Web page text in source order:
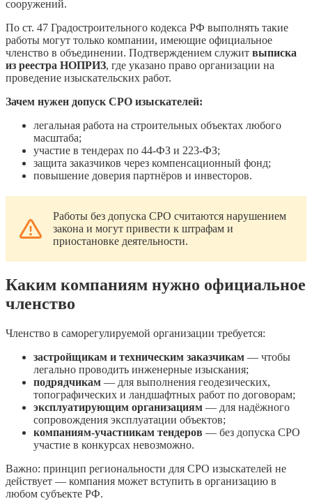
сооружений.
По ст. 47 Градостроительного кодекса РФ выполнять такие
работы могут только компании, имеющие официальное
членство в объединении. Подтверждением служит выписка
из реестра НОПРИЗ, где указано право организации на
проведение изыскательских работ.
Зачем нужен допуск СРО изыскателей:
легальная работа на строительных объектах любого
масштаба;
участие в тендерах по 44-ФЗ и 223-ФЗ;
защита заказчиков через компенсационный фонд;
повышение доверия партнёров и инвесторов.
Работы без допуска СРО считаются нарушением
закона и могут привести к штрафам и
приостановке деятельности.
Каким компаниям нужно официальное
членство
Членство в саморегулируемой организации требуется:
застройщикам и техническим заказчикам — чтобы
легально проводить инженерные изыскания;
подрядчикам — для выполнения геодезических,
топографических и ландшафтных работ по договорам;
эксплуатирующим организациям — для надёжного
сопровождения эксплуатации объектов;
компаниям-участникам тендеров — без допуска СРО
участие в конкурсах невозможно.
Важно: принцип региональности для СРО изыскателей не
действует — компания может вступить в организацию в
любом субъекте РФ.